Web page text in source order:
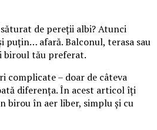
de pereții albi? Atunci
puțin… afară. Balconul, terasa sau
biroul tău preferat.
complicate – doar de câteva
diferența. În acest articol îți
birou în aer liber, simplu și cu